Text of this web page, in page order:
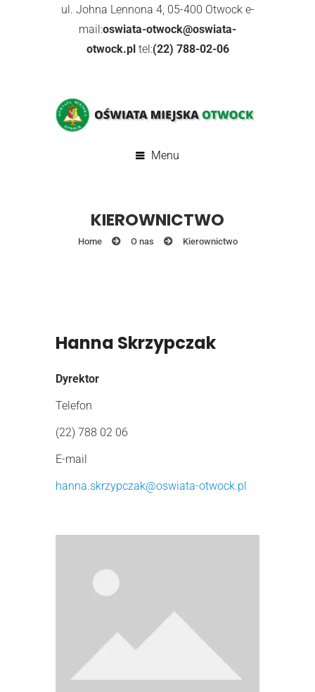
ul. Johna Lennona 4, 05-400 Otwock e-
mail:oswiata-otwock@oswiata-
otwock.pl tel:(22) 788-02-06
Menu
KIEROWNICTWO
Home O nas Kierownictwo
Hanna Skrzypczak
Dyrektor
Telefon
(22) 788 02 06
E-mail
hanna.skrzypczak@oswiata-otwock.pl